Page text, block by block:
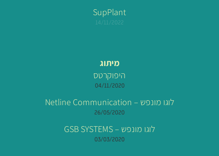
SupPlant
14/11/2022
מיתוג
היפוקרטס
04/11/2020
לוגו מונפש – Netline Communication
26/05/2020
לוגו מונפש – GSB SYSTEMS
03/03/2020